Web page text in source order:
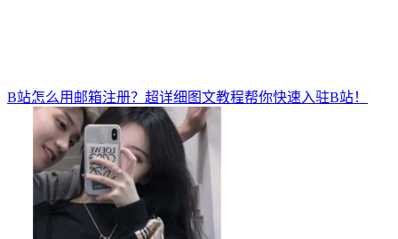
B站怎么用邮箱注册？超详细图文教程帮你快速入驻B站！